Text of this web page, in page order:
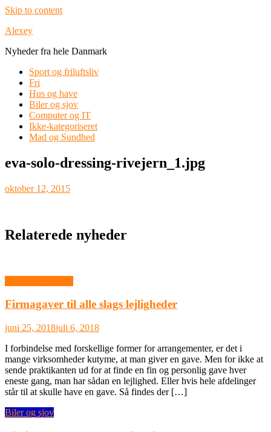
Skip to content
Alexey
Nyheder fra hele Danmark
Sport og friluftsliv
Fri
Hus og have
Biler og sjov
Computer og IT
Ikke-kategoriseret
Mad og Sundhed
eva-solo-dressing-rivejern_1.jpg
oktober 12, 2015
Relaterede nyheder
Firmagaver til alle slags lejligheder
juni 25, 2018juli 6, 2018
I forbindelse med forskellige former for arrangementer, er det i
mange virksomheder kutyme, at man giver en gave. Men for ikke at
sende praktikanten ud for at finde en fin og personlig gave hver
eneste gang, man har sådan en lejlighed. Eller hvis hele afdelinger
står til at skulle have en gave. Så findes der […]
Biler og sjov